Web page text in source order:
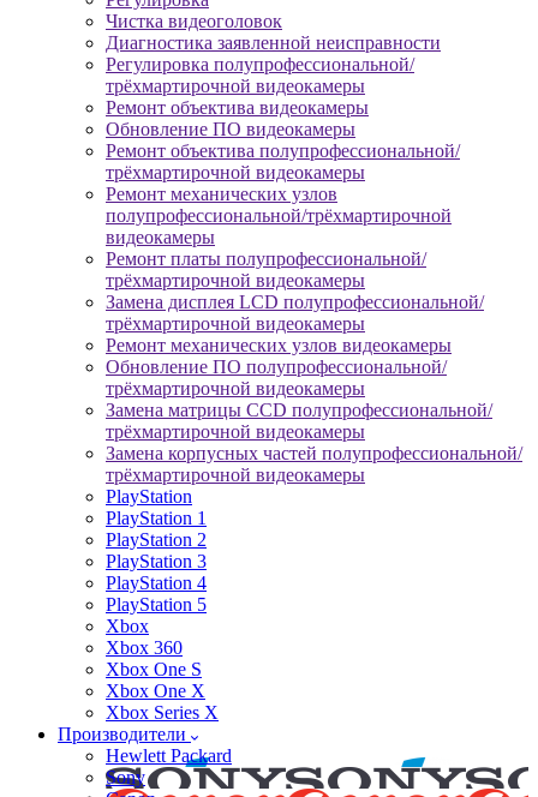
Чистка видеоголовок
Диагностика заявленной неисправности
Регулировка полупрофессиональной/
трёхмартирочной видеокамеры
Ремонт объектива видеокамеры
Обновление ПО видеокамеры
Ремонт объектива полупрофессиональной/
трёхмартирочной видеокамеры
Ремонт механических узлов
полупрофессиональной/трёхмартирочной
видеокамеры
Ремонт платы полупрофессиональной/
трёхмартирочной видеокамеры
Замена дисплея LCD полупрофессиональной/
трёхмартирочной видеокамеры
Ремонт механических узлов видеокамеры
Обновление ПО полупрофессиональной/
трёхмартирочной видеокамеры
Замена матрицы CCD полупрофессиональной/
трёхмартирочной видеокамеры
Замена корпусных частей полупрофессиональной/
трёхмартирочной видеокамеры
PlayStation
PlayStation 1
PlayStation 2
PlayStation 3
PlayStation 4
PlayStation 5
Xbox
Xbox 360
Xbox One S
Xbox One X
Xbox Series X
Производители
Hewlett Packard
Sony